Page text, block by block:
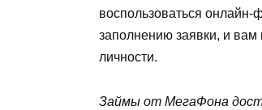
воспользоваться
заполнению заявки, и вам
личности.
Займы от МегаФона